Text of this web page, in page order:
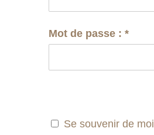
Mot de passe :*
Se souvenir de moi